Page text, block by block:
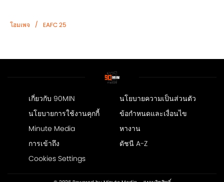
โฮมเพจ / EAFC 25
เกี่ยวกับ 90MIN
นโยบายความเป็นส่วนตัว
นโยบายการใช้งานคุกกี้
ข้อกำหนดและเงื่อนไข
Minute Media
หางาน
การเข้าถึง
ดัชนี A-Z
Cookies Settings